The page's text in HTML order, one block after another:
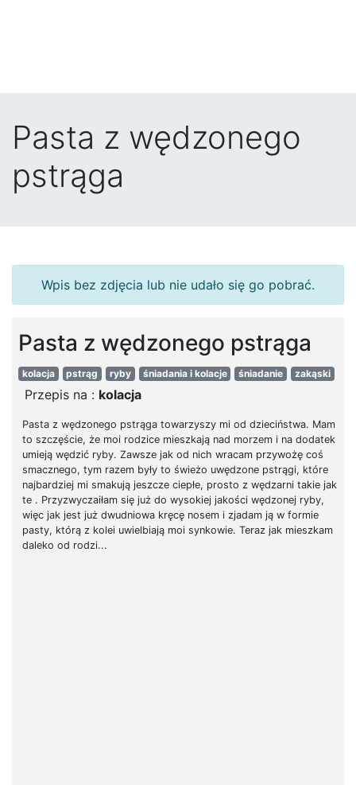
Pasta z wędzonego
pstrąga
Wpis bez zdjęcia lub nie udało się go pobrać.
Pasta z wędzonego pstrąga
kolacja pstrąg ryby śniadania i kolacje śniadanie zakąski
Przepis na : kolacja
Pasta z wędzonego pstrąga towarzyszy mi od dzieciństwa. Mam
to szczęście, że moi rodzice mieszkają nad morzem i na dodatek
umieją wędzić ryby. Zawsze jak od nich wracam przywożę coś
smacznego, tym razem były to świeżo uwędzone pstrągi, które
najbardziej mi smakują jeszcze ciepłe, prosto z wędzarni takie jak
te . Przyzwyczaiłam się już do wysokiej jakości wędzonej ryby,
więc jak jest już dwudniowa kręcę nosem i zjadam ją w formie
pasty, którą z kolei uwielbiają moi synkowie. Teraz jak mieszkam
daleko od rodzi...